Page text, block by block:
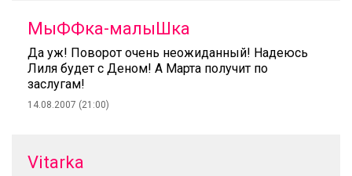
МыФФка-малыШка
Да уж! Поворот очень неожиданный! Надеюсь
Лиля будет с Деном! А Марта получит по
заслугам!
14.08.2007 (21:00)
Vitarka